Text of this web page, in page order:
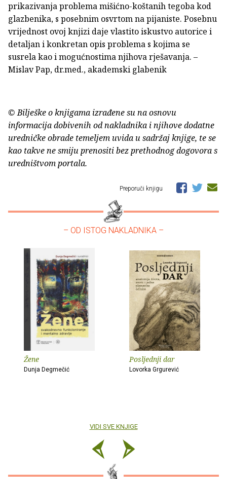
prikazivanja problema mišićno-koštanih tegoba kod
glazbenika, s posebnim osvrtom na pijaniste. Posebnu
vrijednost ovoj knjizi daje vlastito iskustvo autorice i
detaljan i konkretan opis problema s kojima se
susrela kao i mogućnostima njihova rješavanja. –
Mislav Pap, dr.med., akademski glabenik
© Bilješke o knjigama izrađene su na osnovu
informacija dobivenih od nakladnika i njihove dodatne
uredničke obrade temeljem uvida u sadržaj knjige, te se
kao takve ne smiju prenositi bez prethodnog dogovora s
uredništvom portala.
Preporuči knjigu
– OD ISTOG NAKLADNIKA –
Žene
Dunja Degmečić
Posljednji dar
Lovorka Grgurević
VIDI SVE KNJIGE